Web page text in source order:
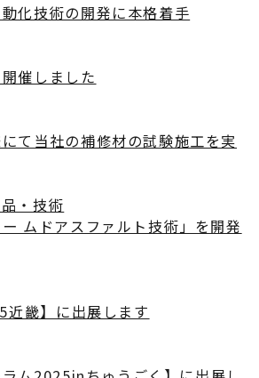
化技術の開発に本格着手
催しました
て当社の補修材の試験施工を実
・技術
ムドアスファルト技術」を開発
近畿】に出展します